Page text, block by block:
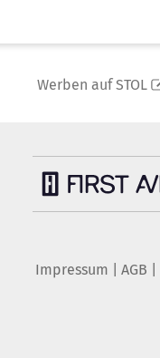
Werben auf STOL
Impressum AGB